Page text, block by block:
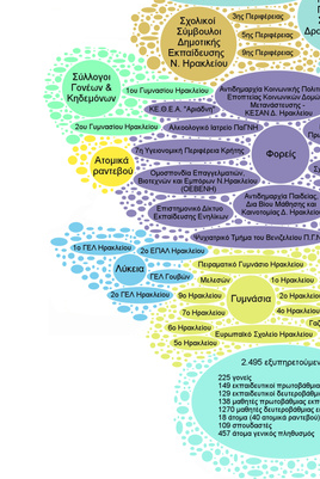
Κέντρα
Ημερήσιας
Φροντίδας
Ηλικιωμένων
(Κ.Η.Φ.Η.)
Κ.Δ.Α.Π.Α.μεΑ.
Αδειοδότηση
Έλεγχος
Βρεφονηπιακών
Σταθμών
Δημοτικό
Φιλοξενίας